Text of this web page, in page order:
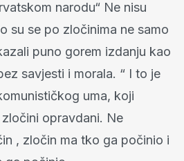
narodu“ Ne nisu
su se po zločinima ne samo
puno gorem izdanju kao
savjesti i morala. “ I to je
uma, koji
opravdani. Ne
, zločin ma tko ga počinio i